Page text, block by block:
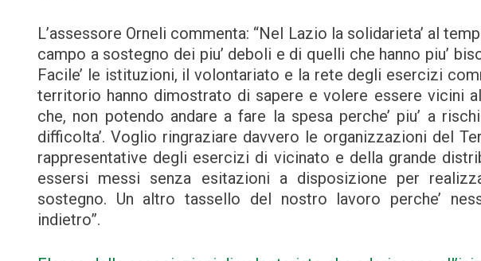
L’assessore Orneli commenta: “Nel Lazio la solidarieta’ al
campo a sostegno dei piu’ deboli e di quelli che hanno piu’
Facile’ le istituzioni, il volontariato e la rete degli esercizi
territorio hanno dimostrato di sapere e volere essere vicini
che, non potendo andare a fare la spesa perche’ piu’ a
difficolta’. Voglio ringraziare davvero le organizzazioni del
rappresentative degli esercizi di vicinato e della grande
essersi messi senza esitazioni a disposizione per
sostegno. Un altro tassello del nostro lavoro perche’
indietro”.